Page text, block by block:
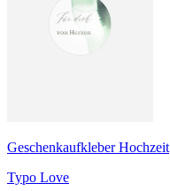
Geschenkaufkleber Hochzeit
Typo Love